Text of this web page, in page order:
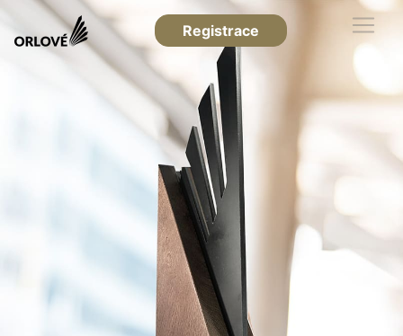
Registrace